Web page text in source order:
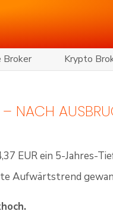
Broker Krypto
– NACH
EUR ein 5-Jahres-
Aufwärtstrend